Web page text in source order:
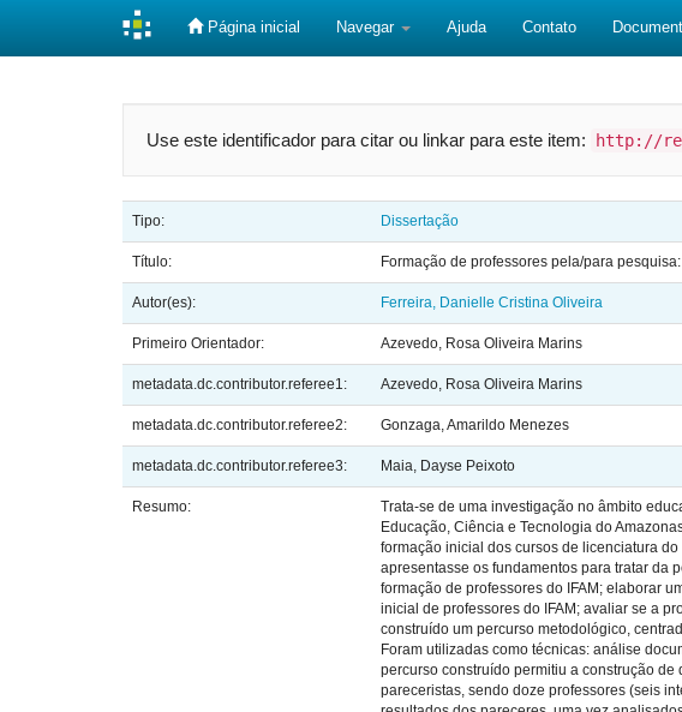
Página inicial Navegar Ajuda Contato
Use este identificador para citar ou linkar para este item: http://
Tipo: Dissertação
Título: Formação de professores pela/para
Autor(es): Ferreira, Danielle Cristina Oliveira
Primeiro Orientador: Azevedo, Rosa Oliveira Marins
metadata.dc.contributor.referee1: Azevedo, Rosa Oliveira Marins
metadata.dc.contributor.referee2: Gonzaga, Amarildo Menezes
metadata.dc.contributor.referee3: Maia, Dayse Peixoto
Resumo:
Trata-se de uma investigação no âmbito
Educação, Ciência e Tecnologia do
formação inicial dos cursos de licenciatura
apresentasse os fundamentos para tratar da
formação de professores do IFAM; elaborar
inicial de professores do IFAM; avaliar se a
construído um percurso metodológico,
Foram utilizadas como técnicas: análise
percurso construído permitiu a construção
pareceristas, sendo doze professores (seis